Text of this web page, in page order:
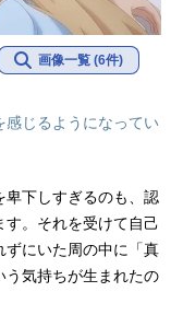
画像一覧 (6件)
じるようになってい
卑下しすぎるのも、認
。それを受けて自己
ずにいた周の中に「真
う気持ちが生まれたの